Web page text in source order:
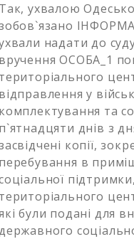
Так, ухвалою
надати до
вручення ОСОБА_1
територіального
відправлення у
комплектування та
п`ятнадцяти днів з
копії,
перебування в
територіального
були подані для